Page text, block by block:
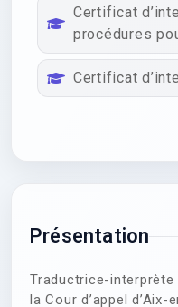
Certificat
procédures
Certificat
Présentation
Traductrice-
la Cour d’appel